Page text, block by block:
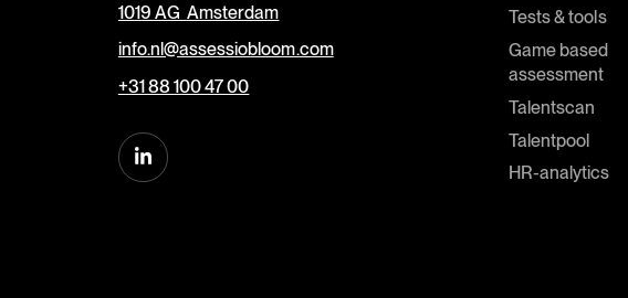
1019 AG Amsterdam
info.nl@assessiobloom.com
+31 88 100 47 00
Tests & tools
Game based
assessment
Talentscan
Talentpool
HR-analytics